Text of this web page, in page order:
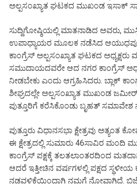
ಅಲ್ಪಸಂಖ್ಯಾತ ಘಟಕದ ಮುಖಂಡ ಇಸಾಕ್
ಸುದ್ದಿಗೋಷ್ಠಿಯಲ್ಲಿ ಮಾತನಾಡಿದ ಅವರು,
ಉಪಾಧ್ಯಾಯರ ಮೂಲಕ ನಡೆಸಿದ
ಕಾಂಗ್ರೆಸ್ ಅಲ್ಪಸಂಖ್ಯಾತ ಘಟಕದ ಅಧ್ಯಕ್ಷರು
ಸಮುದಾಯದವರೇ ಆದ ನಗರ ಕಾಂಗ್ರೆಸ್
ನೀಡಬೇಕು ಎಂದು ಆಗ್ರಹಿಸಿದರು. ಬ್ಲಾಕ್
ಶೀಘ್ರದಲ್ಲೇ ಅಲ್ಪಸಂಖ್ಯಾತ ಮುಖಂಡ
ಪುತ್ತೂರಿಗೆ ಕರೆಸಿಕೊಂಡು ಬೃಹತ್ ಸಮಾವೇಶ
ಪುತ್ತೂರು ವಿಧಾನಸಭಾ ಕ್ಷೇತ್ರವು ಅತ್ಯಂತ
ಈ ಕ್ಷೇತ್ರದಲ್ಲಿ ಸುಮಾರು 46ಸಾವಿರ ಮಂದಿ
ಕಾಂಗ್ರೆಸ್ ಪಕ್ಷಕ್ಕೆ ತಲತಲಾಂತರದಿಂದ
ಆದರೆ ಇತ್ತೀಚಿನ ವರ್ಷಗಳಲ್ಲಿ ಪಕ್ಷದ
ನಡವಳಿಕೆಯಿಂದಾಗಿ ನಮಗೆ ನೋವಾಗಿದೆ.